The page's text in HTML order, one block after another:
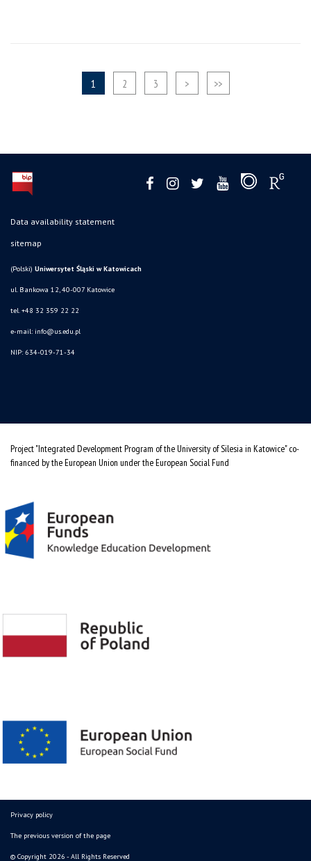
1 2 3 > >>
Data availability statement
sitemap
(Polski) Uniwersytet Śląski w Katowicach
ul. Bankowa 12, 40-007 Katowice
tel. +48 32 359 22 22
e-mail: info@us.edu.pl
NIP: 634-019-71-34
Project "Integrated Development Program of the University of Silesia in Katowice" co-
financed by the European Union under the European Social Fund
Privacy policy
The previous version of the page
© Copyright 2026 - All Rights Reserved